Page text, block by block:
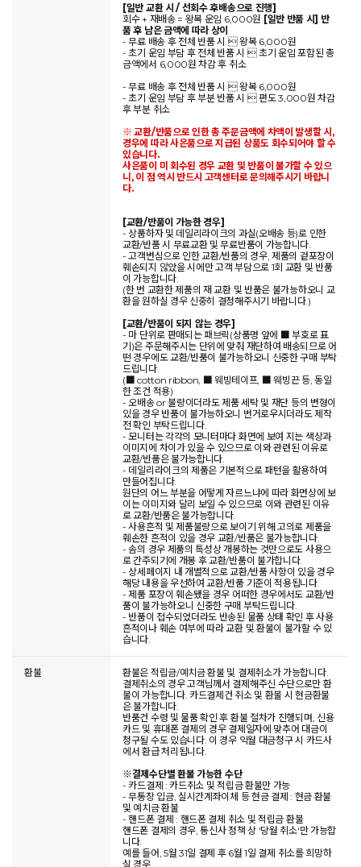
[일반 교환 시 / 선회수 후배송으로 진행]
회수 + 재배송 = 왕복 운임 6,000원 [일반 반품 시] 반
품 후 남은 금액에 따라 상이
- 무료 배송 후 전체 반품 시  왕복 6,000원
- 초기 운임 부담 후 전체 반품 시  초기 운임 포함된 총
금액에서 6,000원 차감 후 취소
- 무료 배송 후 전체 반품 시  왕복 6,000원
- 초기 운임 부담 후 부분 반품 시  편도 3,000원 차감
후 부분 취소
※ 교환/반품으로 인한 총 주문금액에 차액이 발생할 시,
경우에 따라 사은품으로 지급된 상품도 회수되어야 할 수
있습니다.
사은품이 미 회수된 경우 교환 및 반품이 불가할 수 있으
니, 이 점 역시 반드시 고객센터로 문의해주시기 바랍니
다.
[교환/반품이 가능한 경우]
- 상품하자 및 데일리라이크의 과실(오배송 등)로 인한
교환/반품 시 무료교환 및 무료반품이 가능합니다.
- 고객변심으로 인한 교환/반품의 경우, 제품의 겉포장이
훼손되지 않았을 시에만 고객 부담으로 1회 교환 및 반품
이 가능합니다.
(한 번 교환한 제품의 재 교환 및 반품은 불가능하오니 교
환을 원하실 경우 신중히 결정해주시기 바랍니다.)
[교환/반품이 되지 않는 경우]
- 마 단위로 판매되는 패브릭(상품명 앞에 ■ 부호로 표
기)은 주문해주시는 단위에 맞춰 재단하여 배송되므로 어
떤 경우에도 교환/반품이 불가능하오니 신중한 구매 부탁
드립니다.
(■ cotton ribbon, ■ 웨빙테이프, ■ 웨빙끈 등, 동일
한 조건 적용)
- 오배송 or 불량이더라도 제품 세탁 및 재단 등의 변형이
있을 경우 반품이 불가능하오니 번거로우시더라도 제작
전 확인 부탁드립니다.
- 모니터는 각각의 모니터마다 화면에 보여 지는 색상과
이미지에 차이가 있을 수 있으므로 이와 관련된 이유로
교환/반품은 불가능합니다.
- 데일리라이크의 제품은 기본적으로 패턴을 활용하여
만들어집니다.
원단의 어느 부분을 어떻게 자르느냐에 따라 화면상에 보
이는 이미지와 달리 보일 수 있으므로 이와 관련된 이유
로 교환/반품은 불가능합니다.
- 사용흔적 및 제품불량으로 보이기 위해 고의로 제품을
훼손한 흔적이 있을 경우 교환/반품은 불가능합니다.
- 솜의 경우 제품의 특성상 개봉하는 것만으로도 사용으
로 간주되기에 개봉 후 교환/반품이 불가합니다.
- 상세페이지 내 개별적으로 교환/반품 사항이 있을 경우
해당 내용을 우선하여 교환/반품 기준이 적용됩니다.
- 제품 포장이 훼손됐을 경우 어떠한 경우에서도 교환/반
품이 불가능하오니 신중한 구매 부탁드립니다.
- 반품이 접수되었더라도 반송된 물품 상태 확인 후 사용
흔적이나 훼손 여부에 따라 교환 및 환불이 불가할 수 있
습니다.
환불
환불은 적립금/예치금 환불 및 결제취소가 가능합니다.
결제취소의 경우 고객님께서 결제해주신 수단으로만 환
불이 가능합니다. 카드결제건 취소 및 환불 시 현금환불
은 불가합니다.
반품건 수령 및 물품 확인 후 환불 절차가 진행되며, 신용
카드 및 휴대폰 결제의 경우 결제일자에 맞추어 대금이
청구될 수도 있습니다. 이 경우 익월 대금청구 시 카드사
에서 환급 처리됩니다.
※결제수단별 환불 가능한 수단
- 카드결제 : 카드취소 및 적립금 환불만 가능
- 무통장 입금, 실시간계좌이체 등 현금 결제 : 현금 환불
및 예치금 환불
- 핸드폰 결제 : 핸드폰 결제 취소 및 적립금 환불
핸드폰 결제의 경우, 통신사 정책 상 '당월 취소'만 가능합
니다.
예를 들어, 5월 31일 결제 후 6월 1일 결제 취소를 희망하
실 경우,